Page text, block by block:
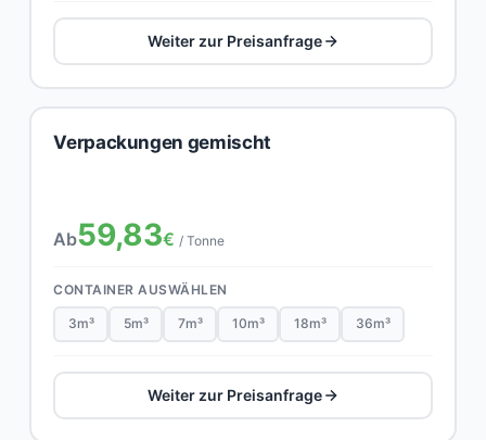
Weiter zur Preisanfrage
Verpackungen gemischt
Ab59,83€ / Tonne
CONTAINER AUSWÄHLEN
3m³ 5m³ 7m³ 10m³ 18m³ 36m³
Weiter zur Preisanfrage